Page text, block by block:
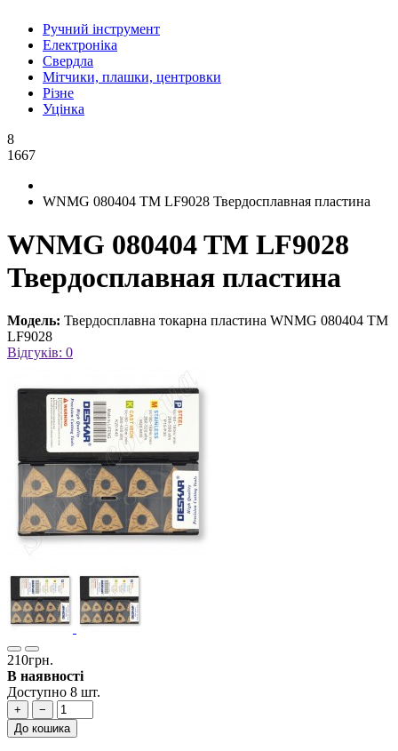
Ручний інструмент
Електроніка
Свердла
Мітчики, плашки, центровки
Різне
Уцінка
8
1667
WNMG 080404 TM LF9028 Твердосплавная пластина
WNMG 080404 TM LF9028
Твердосплавная пластина
Модель: Твердосплавна токарна пластина WNMG 080404 TM
LF9028
Відгуків: 0
210грн.
В наявності
Доступно 8 шт.
+
−
До кошика